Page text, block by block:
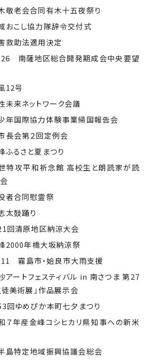
老会合同有木十五夜祭り
こし協力隊辞令交付式
助法適用決定
南薩地区総合開発期成会中央要望
12号
来ネットワーク会議
国際協力体験事業帰国報告会
会第２回定例会
るさと夏まつり
攻平和祈念館 高校生と朗読家が読
者合同慰霊祭
鼓踊り
回清原地区納涼大会
年橋大坂納涼祭
霧島市・姶良市大雨支援
ートフェスティバル in 南さつま 第27
美術展」作品展示会
ゆめぴか本町七夕まつり
年産金峰コシヒカリ県知事への新米
特定地域振興協議会総会